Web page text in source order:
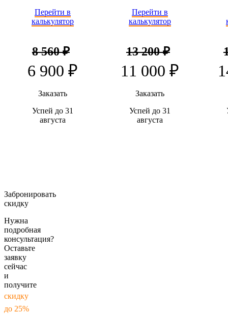
Перейти в
калькулятор
8 560 ₽
6 900 ₽
Заказать
Успей до 31
августа
Перейти в
калькулятор
13 200 ₽
11 000 ₽
Заказать
Успей до 31
августа
Забронировать
скидку
Нужна
подробная
консультация?
Оставьте
заявку
сейчас
и
получите
скидку
до 25%